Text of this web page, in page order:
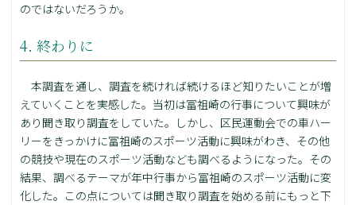
のではないだろうか。
4. 終わりに
本調査を通し、調査を続ければ続けるほど知りたいことが増
えていくことを実感した。当初は冨祖崎の行事について興味が
あり聞き取り調査をしていた。しかし、区民運動会での車ハー
リーをきっかけに冨祖崎のスポーツ活動に興味がわき、その他
の競技や現在のスポーツ活動なども調べるようになった。その
結果、調べるテーマが年中行事から冨祖崎のスポーツ活動に変
化した。この点については聞き取り調査を始める前にもっと下